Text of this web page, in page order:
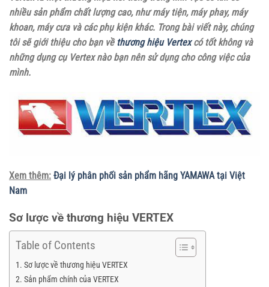
nhiều sản phẩm chất lượng cao, như máy tiện, máy phay, máy
khoan, máy cưa và các phụ kiện khác. Trong bài viết này, chúng
tôi sẽ giới thiệu cho bạn vềthương hiệu Vertexcó tốt không và
những dụng cụ Vertex nào bạn nên sử dụng cho công việc của
mình.
Xem thêm: Đại lý phân phối sản phẩm hãng YAMAWA tại Việt
Nam
Sơ lược về thương hiệu VERTEX
Table of Contents
Sơ lược về thương hiệu VERTEX
Sản phẩm chính của VERTEX